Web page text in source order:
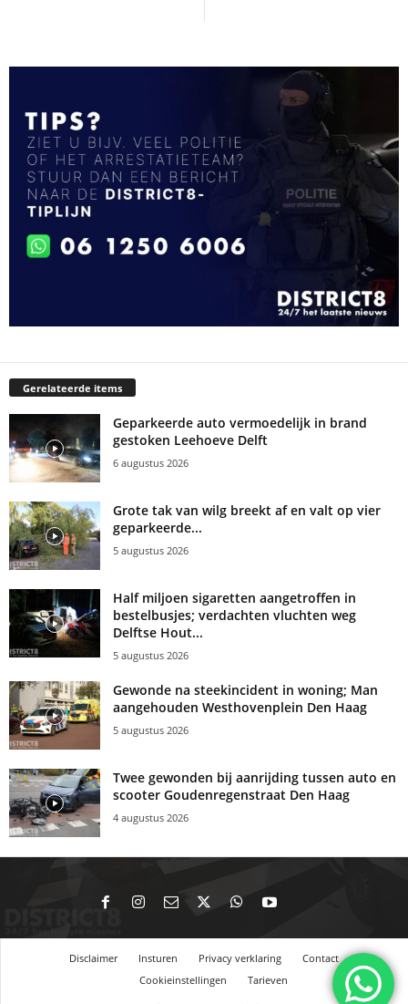
Gerelateerde items
Geparkeerde auto vermoedelijk in brand
gestoken Leehoeve Delft
6 augustus 2026
Grote tak van wilg breekt af en valt op vier
geparkeerde...
5 augustus 2026
Half miljoen sigaretten aangetroffen in
bestelbusjes; verdachten vluchten weg
Delftse Hout...
5 augustus 2026
Gewonde na steekincident in woning; Man
aangehouden Westhovenplein Den Haag
5 augustus 2026
Twee gewonden bij aanrijding tussen auto en
scooter Goudenregenstraat Den Haag
4 augustus 2026
Disclaimer Insturen Privacy verklaring
Contact
Cookieinstellingen
Tarieven